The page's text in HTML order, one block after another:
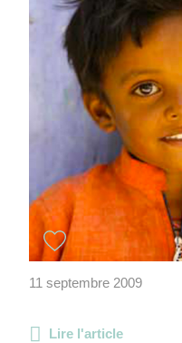
11 septembre 2009
Lire l'article